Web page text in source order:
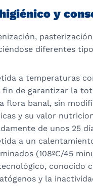
y
diferentes
a temperaturas
fin de garantizar la
flora banal, sin
y su valor
de unos 25
a un
(108ºC/45
conocido
y la